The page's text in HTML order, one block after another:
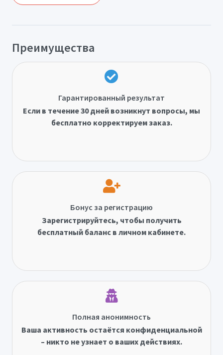
Преимущества
Гарантированный результат
Если в течение 30 дней возникнут вопросы, мы
бесплатно корректируем заказ.
Бонус за регистрацию
Зарегистрируйтесь, чтобы получить
бесплатный баланс в личном кабинете.
Полная анонимность
Ваша активность остаётся конфиденциальной
– никто не узнает о ваших действиях.